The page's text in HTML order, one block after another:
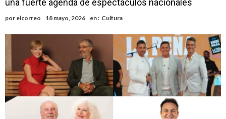
sus anuncios a los trabajadores
Firmat: avanza la investigación de dos empleadas del Juzgado de
Faltas por presuntas irregularidades
Villada: el viento provocó el desprendimiento del techo del galpón
del ferrocarril
Violento robo en la zona rural de Firmat: maniataron a una pareja de
adultos mayores
una fuerte agenda de espectáculos nacionales
por elcorreo 18 mayo, 2026 en : Cultura